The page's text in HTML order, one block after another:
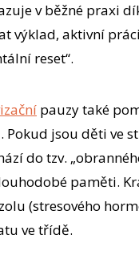
v běžné praxi
výklad, aktivní
reset“.
pauzy také
. Pokud jsou děti ve
do tzv.
paměti.
(stresového
ve třídě.